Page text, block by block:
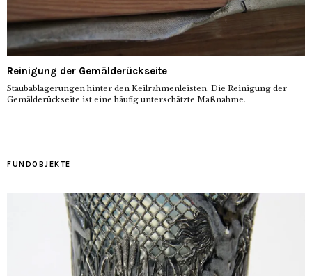
Reinigung der Gemälderückseite
Staubablagerungen hinter den Keilrahmenleisten. Die Reinigung der
Gemälderückseite ist eine häufig unterschätzte Maßnahme.
FUNDOBJEKTE